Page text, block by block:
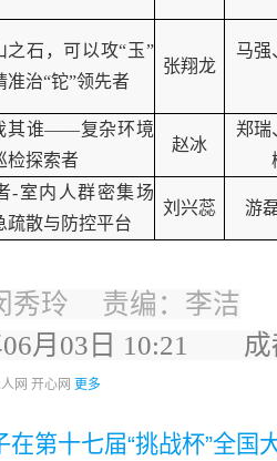
之石，可以攻“玉”
治“铊”领先者
张翔龙
马强
其谁——复杂环境
检探索者
赵冰
郑瑞
-室内人群密集场
疏散与防控平台
刘兴蕊 游
秀玲 责编：李洁
06月03日 10:21 成
网 开心网 更多
在第十七届“挑战杯”全